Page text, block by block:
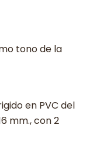
tono de la
en PVC del
mm., con 2